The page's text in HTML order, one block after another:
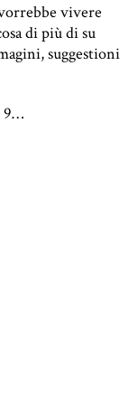
vivere
di più di su
suggestioni
9…